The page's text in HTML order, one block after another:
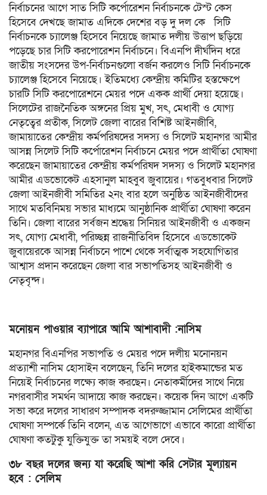
নির্বাচনের আগে সাত সিটি কর্পোরেশন নির্বাচনকে টেস্ট কেস
হিসেবে দেখছে জামাত এদিকে দেশের বড় দু দল কে সিটি
নির্বাচনকে চ্যালেঞ্জ হিসেবে নিয়েছে জামাত দলীয় উত্তাপ ছড়িয়ে
পড়েছে চার সিটি করপোরেশন নির্বাচনে। বিএনপি দীর্ঘদিন ধরে
জাতীয় সংসদের উপ-নির্বাচনগুলো বর্জন করলেও সিটি নির্বাচনকে
চ্যালেঞ্জ হিসেবে নিয়েছে। ইতিমধ্যে কেন্দ্রীয় কমিটির হস্তক্ষেপে
চারটি সিটি করপোরেশনে মেয়র পদে একক প্রার্থী দেয়া হয়েছে।
সিলেটের রাজনৈতিক অঙ্গনের প্রিয় মুখ, সৎ, মেধাবী ও যোগ্য
নেতৃত্বের প্রতীক, সিলেট জেলা বারের বিশিষ্ট আইনজীবি,
জামায়াতের কেন্দ্রীয় কর্মপরিষদের সদস্য ও সিলেট মহানগর আমীর
আসন্ন সিলেট সিটি কর্পোরেশন নির্বাচনে মেয়র পদে প্রার্থীতা ঘোষণা
করেছেন জামায়াতের কেন্দ্রীয় কর্মপরিষদ সদস্য ও সিলেট মহানগর
আমীর এডভোকেট এহসানুল মাহবুব জুবায়ের। গতবুধবার সিলেট
জেলা আইনজীবী সমিতির ২নং বার হলে অনুষ্ঠিত আইনজীবীদের
সাথে মতবিনিময় সভার মাধ্যমে আনুষ্ঠানিক প্রার্থীতা ঘোষণা করেন
তিনি। জেলা বারের সর্বজন শ্রদ্ধেয় সিনিয়র আইনজীবী ও একজন
সৎ, যোগ্য মেধাবী, পরিচ্ছন্ন রাজনীতিবিদ হিসেবে এডভোকেট
জুবায়েরকে আসন্ন নির্বাচনে পাশে থেকে সর্বাত্মক সহযোগিতার
আশ্বাস প্রদান করেছেন জেলা বার সভাপতিসহ আইনজীবী ও
নেতৃবৃন্দ।
মনোয়ন পাওয়ার ব্যাপারে আমি আশাবাদী :নাসিম
মহানগর বিএনপির সভাপতি ও মেয়র পদে দলীয় মনোনয়ন
প্রত্যাশী নাসিম হোসাইন বলেছেন, তিনি দলের হাইকমান্ডের মত
নিয়েই নির্বাচনের লক্ষ্যে কাজ করছেন। নেতাকর্মীদের সাথে নিয়ে
নগরবাসীর সমর্থন আদায়ে কাজ করছেন। কয়েক দিন আগে একটি
সভা করে দলের সাধারণ সম্পাদক বদরুজ্জামান সেলিমের প্রার্থীতা
ঘোষণা সম্পর্কে তিনি বলেন, এত আগেভাগে এভাবে কারো প্রার্থীতা
ঘোষণা কতটুকু যুক্তিযুক্ত তা সময়ই বলে দেবে।
৩৮ বছর দলের জন্য যা করেছি আশা করি সেটার মূল্যায়ন
হবে : সেলিম